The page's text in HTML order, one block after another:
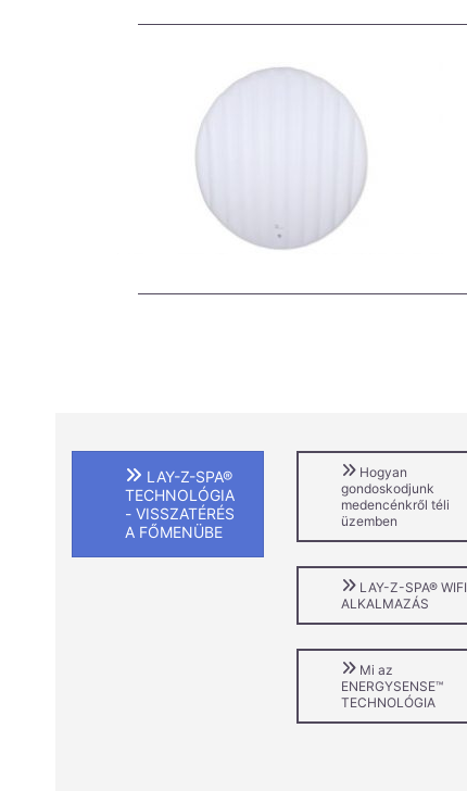
LAY-Z-SPA®
TECHNOLÓGIA
- VISSZATÉRÉS
A FŐMENÜBE
Hogyan
gondoskodjunk
medencénkről téli
üzemben
LAY-Z-SPA® WIFI
ALKALMAZÁS
Mi az
ENERGYSENSE™
TECHNOLÓGIA